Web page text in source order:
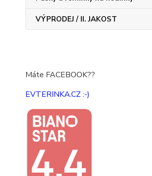
VÝPRODEJ / II. JAKOST
Máte FACEBOOK??
EVTERINKA.CZ :-)